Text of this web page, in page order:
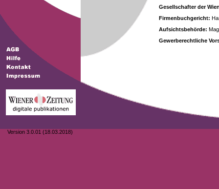
Version 3.0.01 (18.03.2018)
Gesellschafter der
Firmenbuchgericht:
Aufsichtsbehörde:
Gewerberechtliche